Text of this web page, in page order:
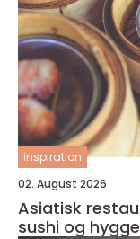
inspiration
02. August 2026
Asiatisk restaurant
sushi og